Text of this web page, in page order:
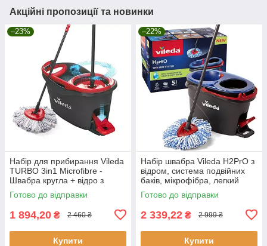
Акційні пропозиції та новинки
–23%
Набір для прибирання Vileda
TURBO 3in1 Microfibre -
Швабра кругла + відро з
віджимом 167751 Акція - Хіт!!!
Готово до відправки
1 894,20 ₴ 2 460 ₴
Купити
–22%
Набір швабра Vileda H2PrO з
відром, система подвійних
баків, мікрофібра, легкий
віджим, розділення води
Готово до відправки
2 339,22 ₴ 2 999 ₴
Купити